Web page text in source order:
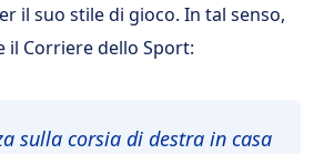
il suo stile di gioco. In tal senso,
il Corriere dello Sport:
sulla corsia di destra in casa